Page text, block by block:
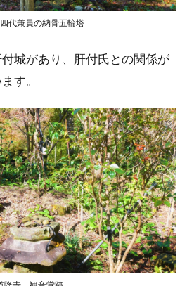
代兼員の納骨五輪塔
城があり、肝付氏との関係が
す。